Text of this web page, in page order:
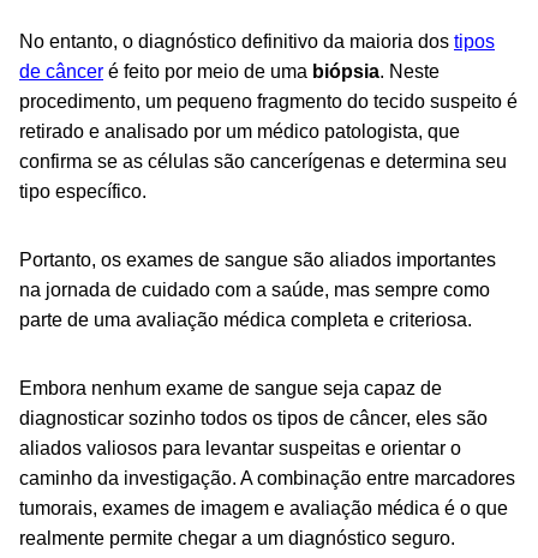
No entanto, o diagnóstico definitivo da maioria dos tipos
de câncer é feito por meio de uma biópsia. Neste
procedimento, um pequeno fragmento do tecido suspeito é
retirado e analisado por um médico patologista, que
confirma se as células são cancerígenas e determina seu
tipo específico.
Portanto, os exames de sangue são aliados importantes
na jornada de cuidado com a saúde, mas sempre como
parte de uma avaliação médica completa e criteriosa.
Embora nenhum exame de sangue seja capaz de
diagnosticar sozinho todos os tipos de câncer, eles são
aliados valiosos para levantar suspeitas e orientar o
caminho da investigação. A combinação entre marcadores
tumorais, exames de imagem e avaliação médica é o que
realmente permite chegar a um diagnóstico seguro.